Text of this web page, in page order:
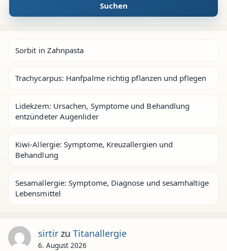
Suchen
Sorbit in Zahnpasta
Trachycarpus: Hanfpalme richtig pflanzen und pflegen
Lidekzem: Ursachen, Symptome und Behandlung
entzündeter Augenlider
Kiwi-Allergie: Symptome, Kreuzallergien und
Behandlung
Sesamallergie: Symptome, Diagnose und sesamhaltige
Lebensmittel
sirtirzu Titanallergie
6. August 2026